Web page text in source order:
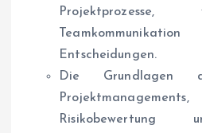
Entscheidungen.
Die Grundlagen
Risikobewertung